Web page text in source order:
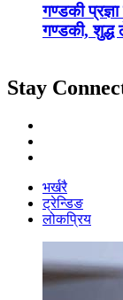
गण्डकी
गण्डकी, शुद्ध
Stay
भर्खरै
ट्रेन्डिङ
लोकप्रिय